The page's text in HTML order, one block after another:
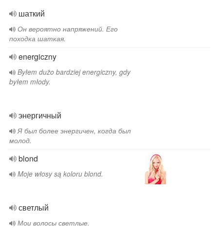
шаткий
Он вероятно напряжений. Его
походка шаткая.
energiczny
Byłem dużo bardziej energiczny, gdy
byłem młody.
энергичный
Я был более энергичен, когда был
молод.
blond
Moje włosy są koloru blond.
светлый
Мои волосы светлые.